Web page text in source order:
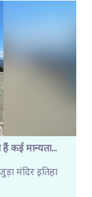
कई मान्यता...
मंदिर इतिहा